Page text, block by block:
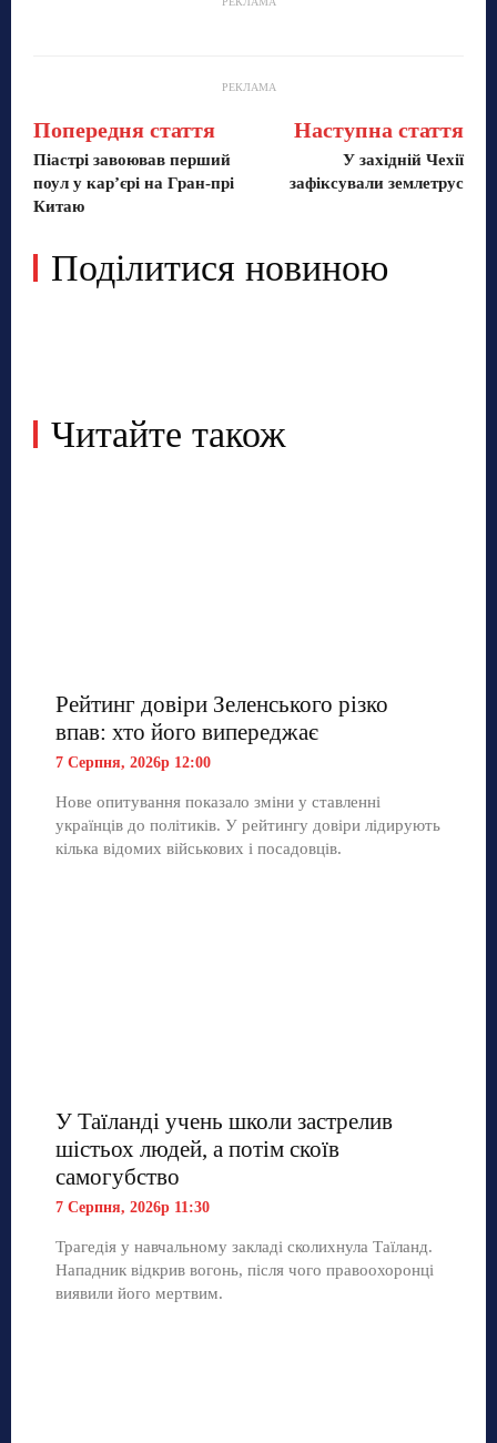
РЕКЛАМА
Попередня стаття
Піастрі завоював перший
поул у кар’єрі на Гран-прі
Китаю
Наступна стаття
У західній Чехії
зафіксували землетрус
Поділитися новиною
Читайте також
Рейтинг довіри Зеленського різко
впав: хто його випереджає
7 Серпня, 2026р 12:00
Нове опитування показало зміни у ставленні
українців до політиків. У рейтингу довіри лідирують
кілька відомих військових і посадовців.
У Таїланді учень школи застрелив
шістьох людей, а потім скоїв
самогубство
7 Серпня, 2026р 11:30
Трагедія у навчальному закладі сколихнула Таїланд.
Нападник відкрив вогонь, після чого правоохоронці
виявили його мертвим.